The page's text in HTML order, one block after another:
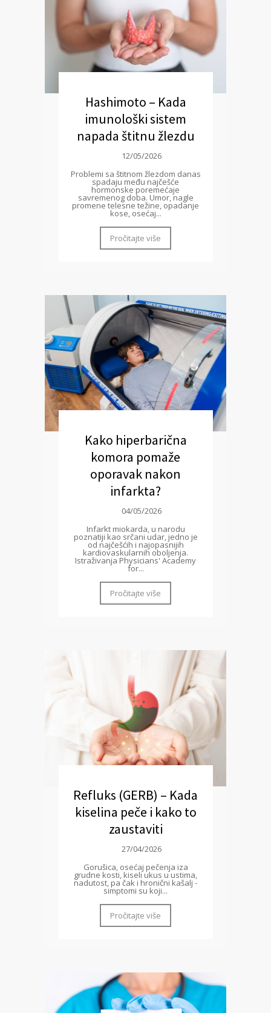
Hashimoto – Kada
imunološki sistem
napada štitnu žlezdu
12/05/2026
Problemi sa štitnom žlezdom danas
spadaju među najčešće
hormonske poremećaje
savremenog doba. Umor, nagle
promene telesne težine, opadanje
kose, osećaj...
Pročitajte više
Kako hiperbarična
komora pomaže
oporavak nakon
infarkta?
04/05/2026
Infarkt miokarda, u narodu
poznatiji kao srčani udar, jedno je
od najčešćih i najopasnijih
kardiovaskularnih oboljenja.
Istraživanja Physicians' Academy
for...
Pročitajte više
Refluks (GERB) – Kada
kiselina peče i kako to
zaustaviti
27/04/2026
Gorušica, osećaj pečenja iza
grudne kosti, kiseli ukus u ustima,
nadutost, pa čak i hronični kašalj -
simptomi su koji...
Pročitajte više